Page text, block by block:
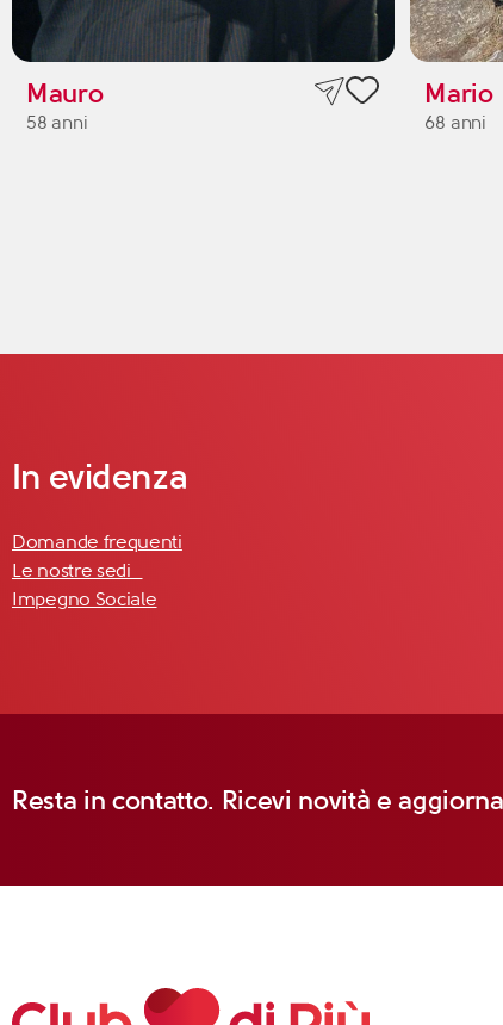
Mauro
58 anni
Mario
68 anni
In evidenza
Domande frequenti
Le nostre sedi
Impegno Sociale
Resta in contatto. Ricevi novità e